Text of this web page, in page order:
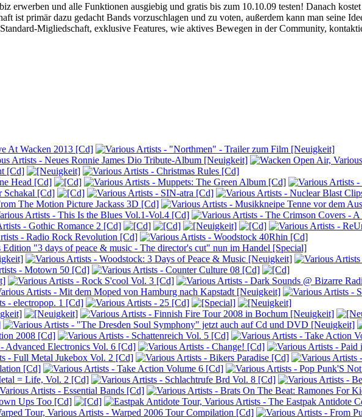
erwerben und alle Funktionen ausgiebig und gratis bis zum 10.10.09 testen! Danach
ist primär dazu gedacht Bands vorzuschlagen und zu voten, außerdem kann man seine
Migliedschaft, exklusive Features, wie aktives Bewegen in der Community,